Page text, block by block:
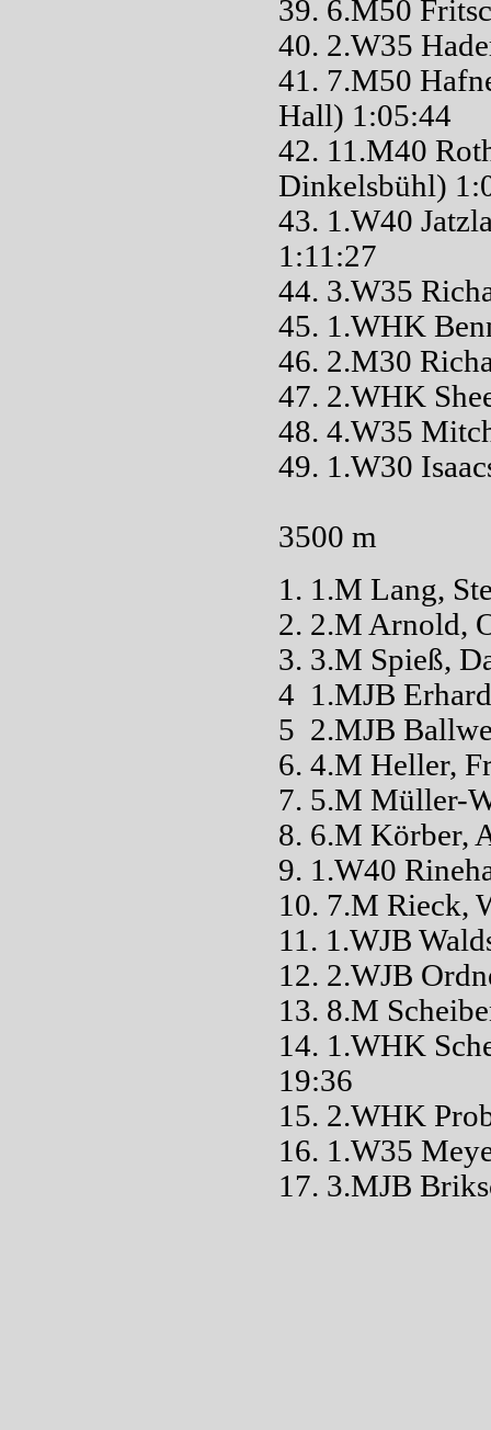
39. 6.M50
40. 2.W35
41. 7.M50
Hall) 1:05:44
42. 11.M40
Dinkelsbühl)
43. 1.W40
1:11:27
44. 3.W35
45. 1.WHK
46. 2.M30
47. 2.WHK
48. 4.W35
49. 1.W30
3500 m
1. 1.M Lang,
2. 2.M Arnold,
3. 3.M Spieß,
4 1.MJB
5 2.MJB
6. 4.M Heller,
7. 5.M Müller-
8. 6.M
9. 1.W40
10. 7.M
11. 1.WJB
12. 2.WJB
13. 8.M
14. 1.WHK
19:36
15. 2.WHK
16. 1.W35
17. 3.MJB